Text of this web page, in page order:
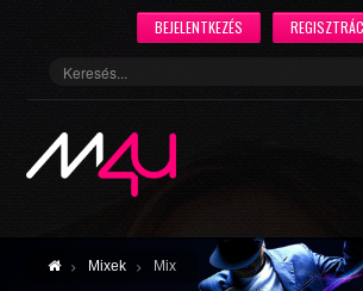
BEJELENTKEZÉS
Mixek Mix